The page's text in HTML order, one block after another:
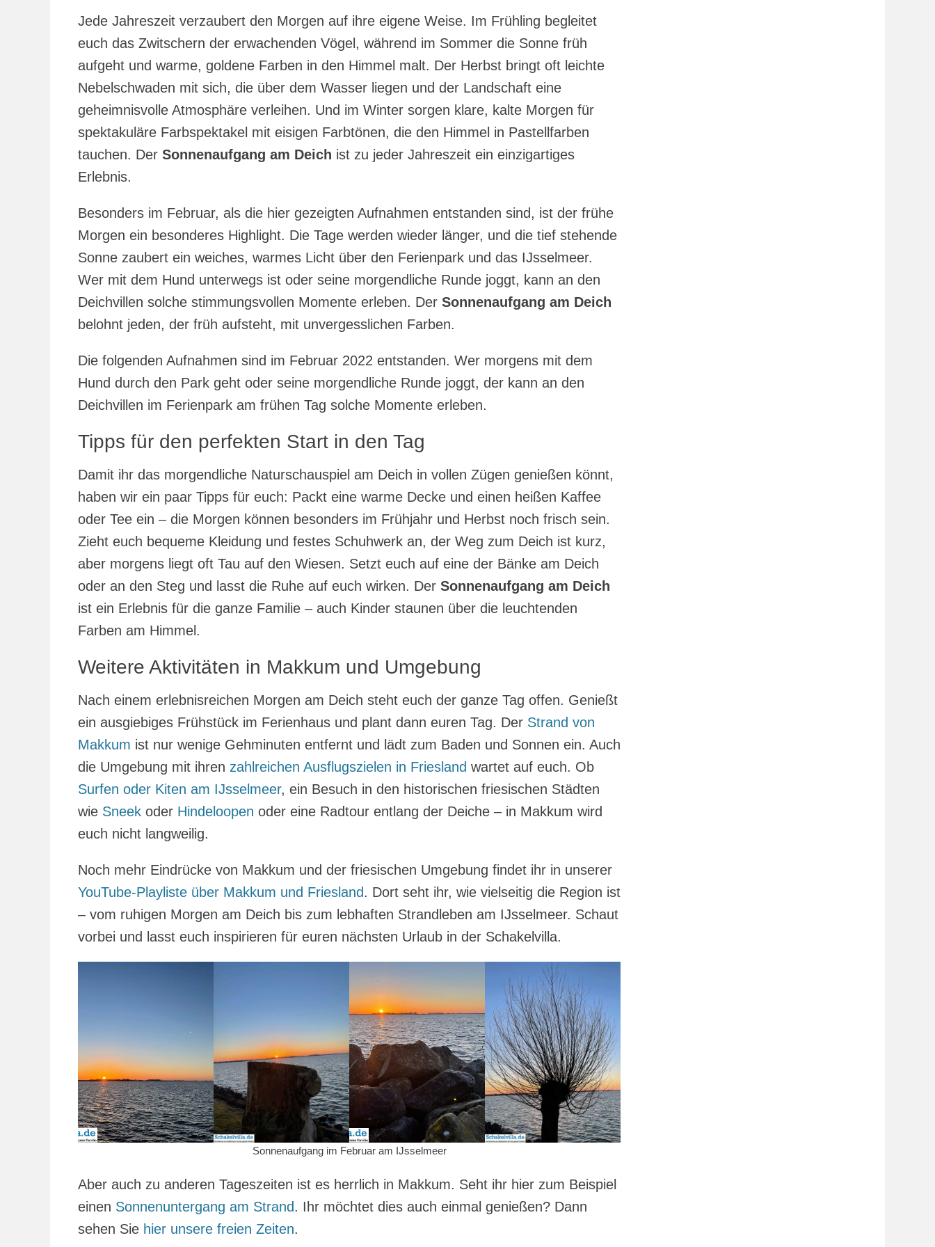
Jede Jahreszeit verzaubert den Morgen auf ihre eigene Weise. Im Frühling begleitet
euch das Zwitschern der erwachenden Vögel, während im Sommer die Sonne früh
aufgeht und warme, goldene Farben in den Himmel malt. Der Herbst bringt oft leichte
Nebelschwaden mit sich, die über dem Wasser liegen und der Landschaft eine
geheimnisvolle Atmosphäre verleihen. Und im Winter sorgen klare, kalte Morgen für
spektakuläre Farbspektakel mit eisigen Farbtönen, die den Himmel in Pastellfarben
tauchen. Der Sonnenaufgang am Deich ist zu jeder Jahreszeit ein einzigartiges
Erlebnis.
Besonders im Februar, als die hier gezeigten Aufnahmen entstanden sind, ist der frühe
Morgen ein besonderes Highlight. Die Tage werden wieder länger, und die tief stehende
Sonne zaubert ein weiches, warmes Licht über den Ferienpark und das IJsselmeer.
Wer mit dem Hund unterwegs ist oder seine morgendliche Runde joggt, kann an den
Deichvillen solche stimmungsvollen Momente erleben. Der Sonnenaufgang am Deich
belohnt jeden, der früh aufsteht, mit unvergesslichen Farben.
Die folgenden Aufnahmen sind im Februar 2022 entstanden. Wer morgens mit dem
Hund durch den Park geht oder seine morgendliche Runde joggt, der kann an den
Deichvillen im Ferienpark am frühen Tag solche Momente erleben.
Tipps für den perfekten Start in den Tag
Damit ihr das morgendliche Naturschauspiel am Deich in vollen Zügen genießen könnt,
haben wir ein paar Tipps für euch: Packt eine warme Decke und einen heißen Kaffee
oder Tee ein – die Morgen können besonders im Frühjahr und Herbst noch frisch sein.
Zieht euch bequeme Kleidung und festes Schuhwerk an, der Weg zum Deich ist kurz,
aber morgens liegt oft Tau auf den Wiesen. Setzt euch auf eine der Bänke am Deich
oder an den Steg und lasst die Ruhe auf euch wirken. Der Sonnenaufgang am Deich
ist ein Erlebnis für die ganze Familie – auch Kinder staunen über die leuchtenden
Farben am Himmel.
Weitere Aktivitäten in Makkum und Umgebung
Nach einem erlebnisreichen Morgen am Deich steht euch der ganze Tag offen. Genießt
ein ausgiebiges Frühstück im Ferienhaus und plant dann euren Tag. Der Strand von
Makkum ist nur wenige Gehminuten entfernt und lädt zum Baden und Sonnen ein. Auch
die Umgebung mit ihren zahlreichen Ausflugszielen in Friesland wartet auf euch. Ob
Surfen oder Kiten am IJsselmeer, ein Besuch in den historischen friesischen Städten
wie Sneek oder Hindeloopen oder eine Radtour entlang der Deiche – in Makkum wird
euch nicht langweilig.
Noch mehr Eindrücke von Makkum und der friesischen Umgebung findet ihr in unserer
YouTube-Playliste über Makkum und Friesland. Dort seht ihr, wie vielseitig die Region ist
– vom ruhigen Morgen am Deich bis zum lebhaften Strandleben am IJsselmeer. Schaut
vorbei und lasst euch inspirieren für euren nächsten Urlaub in der Schakelvilla.
Sonnenaufgang im Februar am IJsselmeer
Aber auch zu anderen Tageszeiten ist es herrlich in Makkum. Seht ihr hier zum Beispiel
einen Sonnenuntergang am Strand. Ihr möchtet dies auch einmal genießen? Dann
sehen Sie hier unsere freien Zeiten.